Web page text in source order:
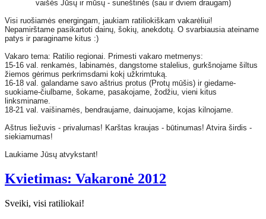
vaišės Jūsų ir mūsų - suneštinės (sau ir dviem draugam)
Visi ruošiamės energingam, jaukiam ratiliokiškam vakarėliui!
Nepamirštame pasikartoti dainų, šokių, anekdotų. O svarbiausia ateiname
patys ir paraginame kitus :)
Vakaro tema: Ratilio regionai. Primesti vakaro metmenys:
15-16 val. renkamės, labinamės, dangstome stalelius, gurkšnojame šiltus
žiemos gėrimus perkrimsdami kokį užkrimtuką.
16-18 val. galandame savo aštrius protus (Protų mūšis) ir giedame-
suokiame-čiulbame, šokame, pasakojame, žodžiu, vieni kitus
linksminame.
18-21 val. vaišinamės, bendraujame, dainuojame, kojas kilnojame.
Aštrus liežuvis - privalumas! Karštas kraujas - būtinumas! Atvira širdis -
siekiamumas!
Laukiame Jūsų atvykstant!
Kvietimas: Vakaronė 2012
Sveiki, visi ratiliokai!